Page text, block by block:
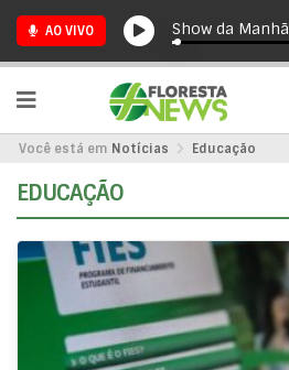
AO VIVO Show da Manhã
Você está em Notícias Educação
EDUCAÇÃO